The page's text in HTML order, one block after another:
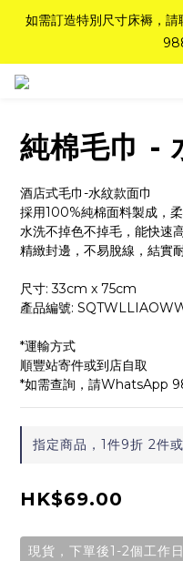
如需訂造特別尺寸床褥，
如需訂造特別尺寸床褥，
Top-Tier Quality系列床褥
粉紅水晶床褥
如需訂造特別尺寸床褥，
純棉毛巾 -
酒店式毛巾-水紋款面巾
採用100%純棉面料製成，
水洗不掉色不掉毛，能快速
精緻封邊，不易脫線，結實耐
尺寸: 33cm x 75cm
產品編號:
*運輸方式
順豐站寄件或到店自取
*如需查詢，請WhatsApp
指定商品，1件9折 2件
HK$69.00
現貨，下單後1-2個工作